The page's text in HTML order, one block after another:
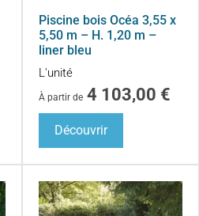
Piscine bois Océa 3,55 x
5,50 m – H. 1,20 m –
liner bleu
L'unité
À partir de 4 103,00 €
Découvrir